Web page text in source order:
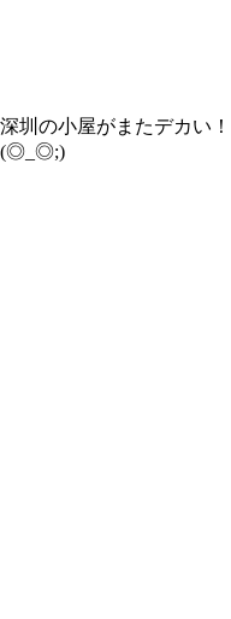
深圳の小屋がまたデカい！
(◎_◎;)